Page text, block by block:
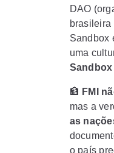
DAO
brasileira
Sandbox
uma
🏦 FMI
mas a
as
o país